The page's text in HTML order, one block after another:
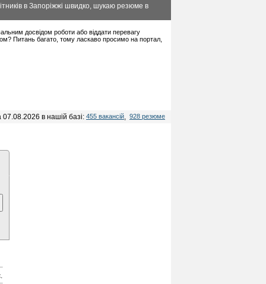
в Запоріжжі швидко, шукаю резюме в
досвідом роботи або віддати перевагу
Питань багато, тому ласкаво просимо на портал,
07.08.2026 в нашій базі: 455 вакансій, 928 резюме